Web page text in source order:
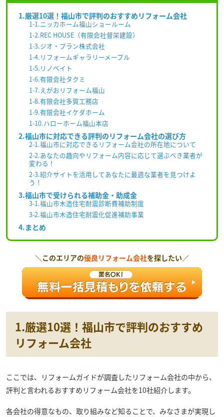
1.厳選10選！福山市で評判のおすすめリフォーム会社
1-1.ニッカホーム福山ショールーム
1-2.REC HOUSE（有限会社督栄建設）
1-3.ジオ・プラン株式会社
1-4.リフォームギャラリーメープル
1-5.リノベイト
1-6.有限会社タクミ
1-7.えがおリフォーム福山
1-8.有限会社多賀工務店
1-9.有限会社イケダホーム
1-10.ハローホーム福山本店
2.福山市に対応できる評判のリフォーム会社の選び方
2-1.福山市に対応できるリフォーム会社の所在地について
2-2.あなたの趣向やリフォーム内容に応じて選ぶべき業者が
変わる！
2-3.紹介サイトを活用してあなたに最適な業者を見つけよ
う！
3.福山市で受けられる補助金・助成金
3-1.福山市木造住宅耐震診断費補助制度
3-2.福山市木造住宅耐震化促進補助事業
4.まとめ
＼このエリアの優良リフォーム会社を探したい／
1.厳選10選！福山市で評判のおすすめ
リフォーム会社
ここでは、リフォームガイドが調査したリフォーム会社の中から、
評判と言われるおすすめリフォーム会社を10社紹介します。
各会社の得意なもの、取り組みなど知ることで、みなさまが実現し